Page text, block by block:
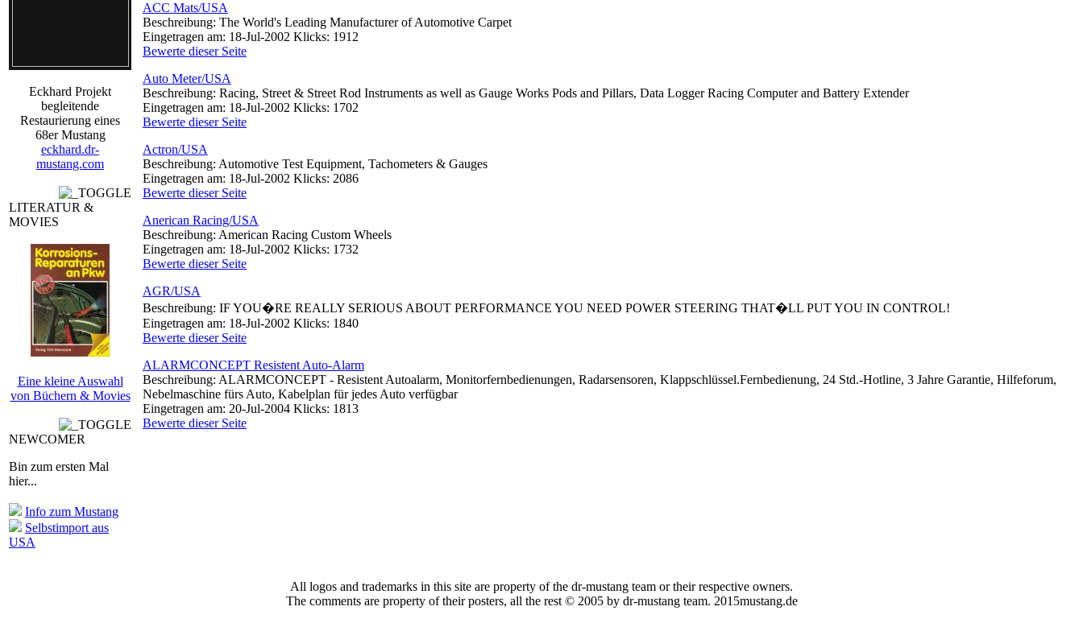
Eckhard Projekt
begleitende
Restaurierung eines
68er Mustang
eckhard.dr-
mustang.com
LITERATUR &
MOVIES
Eine kleine Auswahl
von Büchern & Movies
NEWCOMER
Bin zum ersten Mal
hier...
Info zum Mustang
Selbstimport aus
USA
ACC Mats/USA
Beschreibung: The World's Leading Manufacturer of Automotive Carpet
Eingetragen am: 18-Jul-2002 Klicks: 1912
Bewerte dieser Seite
Auto Meter/USA
Beschreibung: Racing, Street & Street Rod Instruments as well as Gauge Works Pods and Pillars, Data Logger Racing Computer and Battery Extender
Eingetragen am: 18-Jul-2002 Klicks: 1702
Bewerte dieser Seite
Actron/USA
Beschreibung: Automotive Test Equipment, Tachometers & Gauges
Eingetragen am: 18-Jul-2002 Klicks: 2086
Bewerte dieser Seite
Anerican Racing/USA
Beschreibung: American Racing Custom Wheels
Eingetragen am: 18-Jul-2002 Klicks: 1732
Bewerte dieser Seite
AGR/USA
Beschreibung: IF YOU�RE REALLY SERIOUS ABOUT PERFORMANCE YOU NEED POWER STEERING THAT�LL PUT YOU IN CONTROL!
Eingetragen am: 18-Jul-2002 Klicks: 1840
Bewerte dieser Seite
ALARMCONCEPT Resistent Auto-Alarm
Beschreibung: ALARMCONCEPT - Resistent Autoalarm, Monitorfernbedienungen, Radarsensoren, Klappschlüssel.Fernbedienung, 24 Std.-Hotline, 3 Jahre Garantie, Hilfeforum,
Nebelmaschine fürs Auto, Kabelplan für jedes Auto verfügbar
Eingetragen am: 20-Jul-2004 Klicks: 1813
Bewerte dieser Seite
All logos and trademarks in this site are property of the dr-mustang team or their respective owners.
The comments are property of their posters, all the rest © 2005 by dr-mustang team. 2015mustang.de